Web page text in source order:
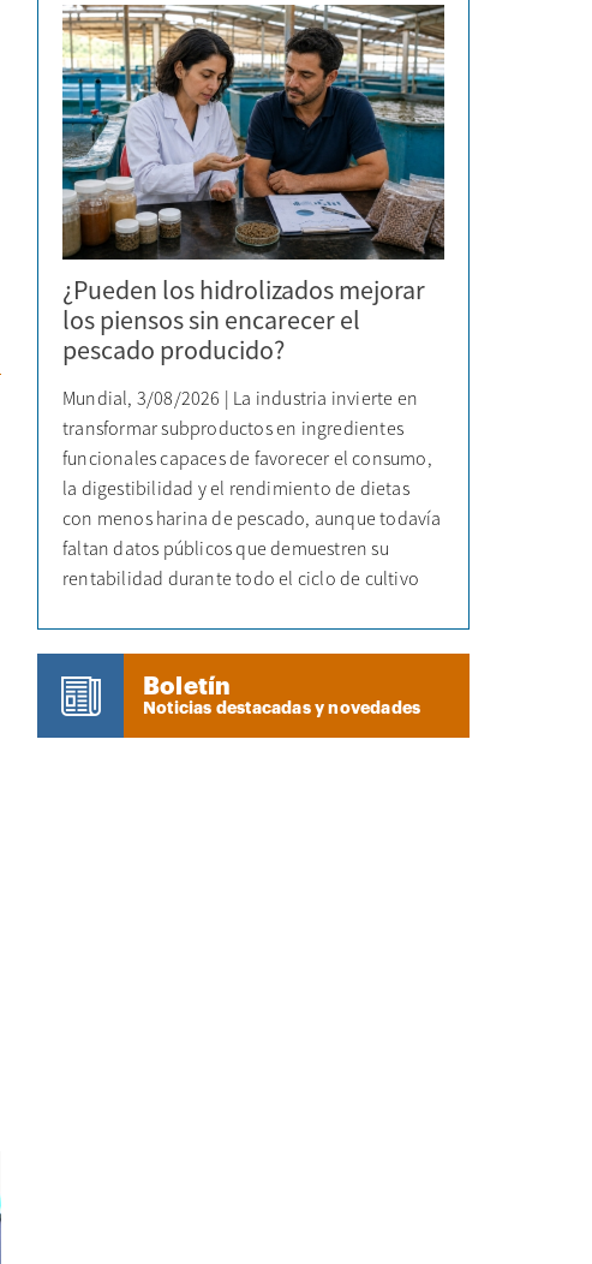
¿Pueden los hidrolizados mejorar
los piensos sin encarecer el
pescado producido?
Mundial, 3/08/2026 | La industria invierte en
transformar subproductos en ingredientes
funcionales capaces de favorecer el consumo,
la digestibilidad y el rendimiento de dietas
con menos harina de pescado, aunque todavía
faltan datos públicos que demuestren su
rentabilidad durante todo el ciclo de cultivo
Boletín
Noticias destacadas y novedades